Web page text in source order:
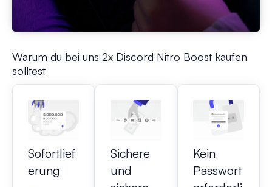
Warum du bei uns 2x Discord Nitro Boost kaufen
solltest
Sofortlief
erung
Sichere
und
Kein
Passwort